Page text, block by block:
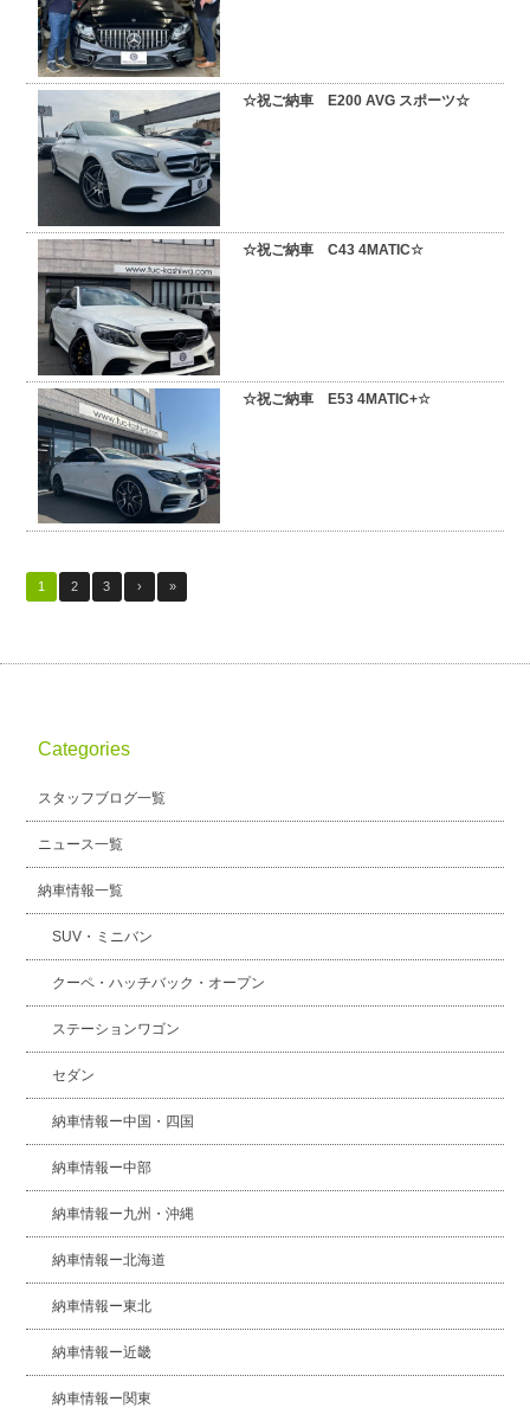
☆祝ご納車 E200 AVG スポーツ☆
☆祝ご納車 C43 4MATIC☆
☆祝ご納車 E53 4MATIC+☆
1 2 3 › »
Categories
スタッフブログ一覧
ニュース一覧
納車情報一覧
SUV・ミニバン
クーペ・ハッチバック・オープン
ステーションワゴン
セダン
納車情報ー中国・四国
納車情報ー中部
納車情報ー九州・沖縄
納車情報ー北海道
納車情報ー東北
納車情報ー近畿
納車情報ー関東